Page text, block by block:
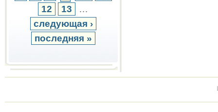
12
13
…
следующая ›
последняя »